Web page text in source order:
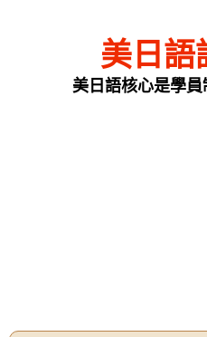
美日語
美日語核心是學員